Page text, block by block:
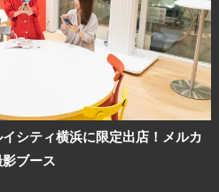
シティ横浜に限定出店！メルカ
ブース